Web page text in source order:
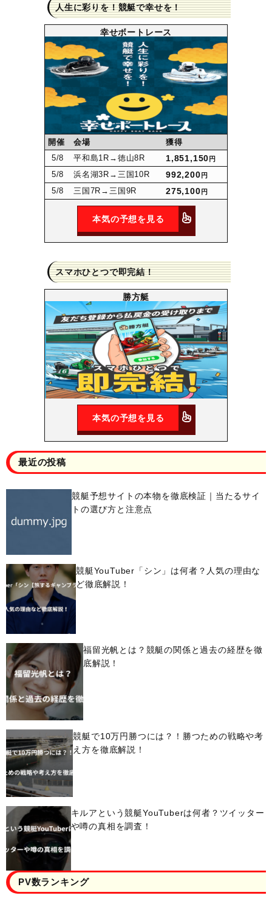
人生に彩りを！競艇で幸せを！
幸せボートレース
開催 会場
獲得
5/8 平和島1R →徳山8R 1,851,150 円
5/8 浜名湖3R →三国10R 992,200 円
5/8 三国7R →三国9R 275,100 円
本気の予想を見る
スマホひとつで即完結！
勝方艇
本気の予想を見る
最近の投稿
競艇予想サイトの本物を徹底検証｜当たるサイ
トの選び方と注意点
競艇YouTuber「シン」は何者？人気の理由な
ど徹底解説！
福留光帆とは？競艇の関係と過去の経歴を徹
底解説！
競艇で10万円勝つには？！勝つための戦略や考
え方を徹底解説！
キルアという競艇YouTuberは何者？ツイッター
や噂の真相を調査！
PV数ランキング